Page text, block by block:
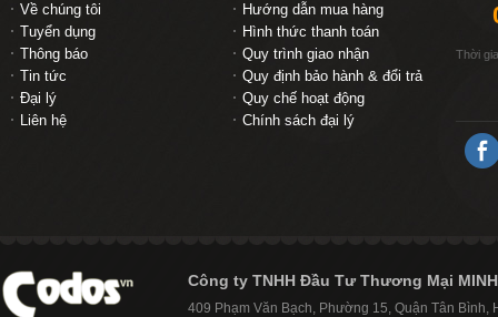
Về chúng tôi
Tuyển dụng
Thông báo
Tin tức
Đại lý
Liên hệ
Hướng dẫn mua hàng
Hình thức thanh toán
Quy trình giao nhận
Quy định bảo hành & đổi trả
Quy chế hoạt động
Chính sách đại lý
Thời
Công ty TNHH Đầu Tư Thương Mại
409 Phạm Văn Bạch, Phường 15, Quận Tân Bình,